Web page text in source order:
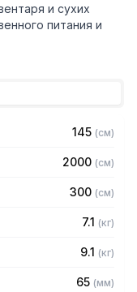
и сухих
питания и
может быть,
поставляется
145 (см)
2000 (см)
300 (см)
7.1 (кг)
9.1 (кг)
65 (мм)